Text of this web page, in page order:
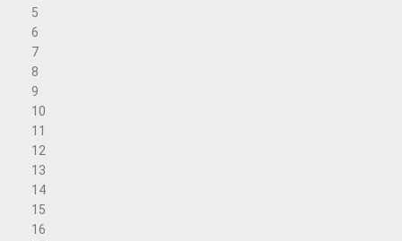
5
6
7
8
9
10
11
12
13
14
15
16